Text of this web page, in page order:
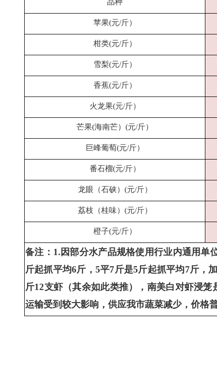
品种
苹果(元/斤）
柑类(元/斤）
雪梨(元/斤）
香蕉(元/斤）
火龙果(元/斤）
芒果(海南芒）(元/斤）
巨峰葡萄(元/斤）
番石榴(元/斤）
龙眼（石硖）(元/斤）
荔枝（桂味）(元/斤）
橙子(元/斤）
备注：1.因部分水产品规格使用行业内通用单
斤起抓平均6斤，5平7斤是5斤起抓平均7斤，
斤12支虾（其余如此类推），南美白对虾浸
运输受到较大影响，供应我市蔬菜减少，价格